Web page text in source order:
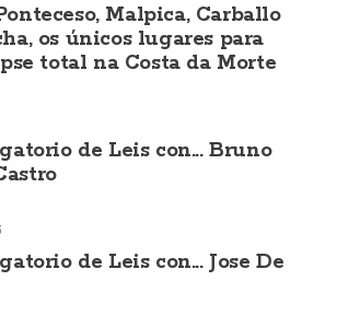
Malpica, Carballo
os únicos lugares para
total na Costa da Morte
de Leis con... Bruno
de Leis con... Jose De